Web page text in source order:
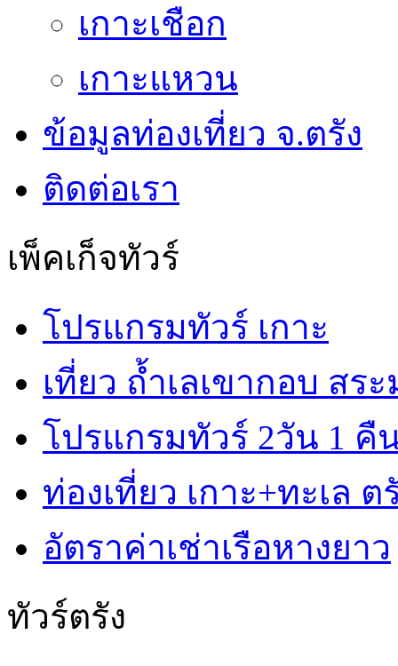
เกาะเชือก
เกาะแหวน
ข้อมูลท่องเที่ยว จ.ตรัง
ติดต่อเรา
เพ็คเก็จทัวร์
โปรแกรมทัวร์ เกาะ
เที่ยว ถ้ำเลเขากอบ สร
โปรแกรมทัวร์ 2วัน 1 คื
ท่องเที่ยว เกาะ+ทะเล ต
อัตราค่าเช่าเรือหางยาว
ทัวร์ตรัง